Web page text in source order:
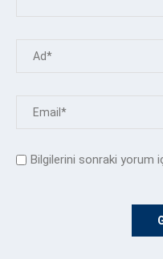
Bilgilerini sonraki yorum